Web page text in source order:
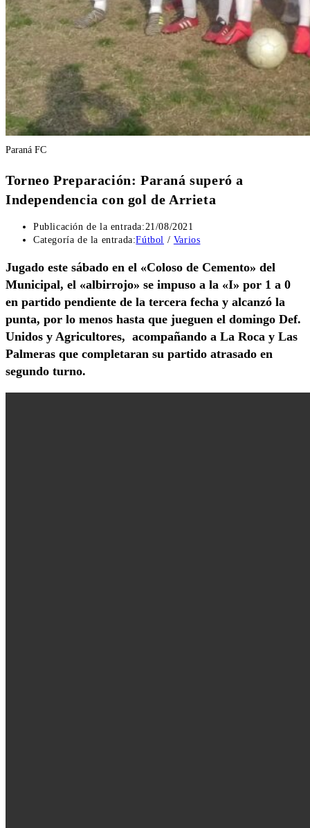
Paraná FC
Torneo Preparación: Paraná superó a
Independencia con gol de Arrieta
Publicación de la entrada:21/08/2021
Categoría de la entrada:Fútbol / Varios
Jugado este sábado en el «Coloso de Cemento» del
Municipal, el «albirrojo» se impuso a la «I» por 1 a 0
en partido pendiente de la tercera fecha y alcanzó la
punta, por lo menos hasta que jueguen el domingo Def.
Unidos y Agricultores, acompañando a La Roca y Las
Palmeras que completaran su partido atrasado en
segundo turno.